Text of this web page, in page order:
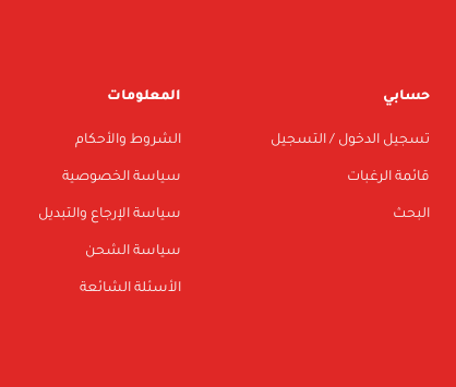
حسابي
تسجيل الدخول / التسجيل
قائمة الرغبات
البحث
المعلومات
الشروط والأحكام
سياسة الخصوصية
سياسة الإرجاع والتبديل
سياسة الشحن
الأسئلة الشائعة